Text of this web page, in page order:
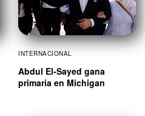
INTERNACIONAL
Abdul El-Sayed gana
primaria en Michigan